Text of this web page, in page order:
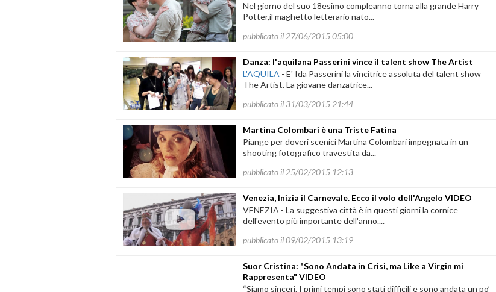
Nel giorno del suo 18esimo compleanno torna alla grande Harry
Potter,il maghetto letterario nato...
pubblicato il 27/06/2015 05:00
Danza: l'aquilana Passerini vince il talent show The Artist
L'AQUILA - E' Ida Passerini la vincitrice assoluta del talent show
The Artist. La giovane danzatrice...
pubblicato il 31/03/2015 21:44
Martina Colombari è una Triste Fatina
Piange per doveri scenici Martina Colombari impegnata in un
shooting fotografico travestita da...
pubblicato il 25/02/2015 12:13
Venezia, Inizia il Carnevale. Ecco il volo dell'Angelo VIDEO
VENEZIA - La suggestiva città è in questi giorni la cornice
dell'evento più importante dell'anno....
pubblicato il 09/02/2015 13:19
Suor Cristina: "Sono Andata in Crisi, ma Like a Virgin mi
Rappresenta" VIDEO
“Siamo sinceri. I primi tempi sono stati difficili e sono andata un po’